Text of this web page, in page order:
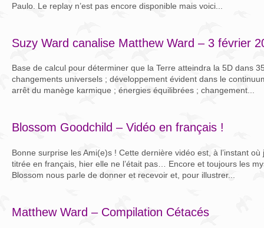
Paulo. Le replay n’est pas encore disponible mais voici...
Suzy Ward canalise Matthew Ward – 3 février
Base de calcul pour déterminer que la Terre atteindra la 5D dans
changements universels ; développement évident dans le
arrêt du manège karmique ; énergies équilibrées ; changement...
Blossom Goodchild – Vidéo en français !
Bonne surprise les Ami(e)s ! Cette dernière vidéo est, à l’instant
titrée en français, hier elle ne l’était pas… Encore et toujours les
Blossom nous parle de donner et recevoir et, pour illustrer...
Matthew Ward – Compilation Cétacés